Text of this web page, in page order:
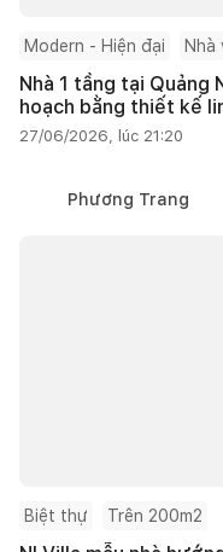
Modern - Hiện đại Nhà
Nhà 1 tầng tại Quảng
hoạch bằng thiết kế
27/06/2026, lúc 21:20
Phương Trang
Biệt thự Trên 200m2